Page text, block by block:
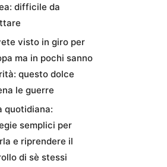
difficile da
visto in giro per
ma in pochi sanno
questo dolce
le guerre
quotidiana:
semplici per
e riprendere il
di sè stessi